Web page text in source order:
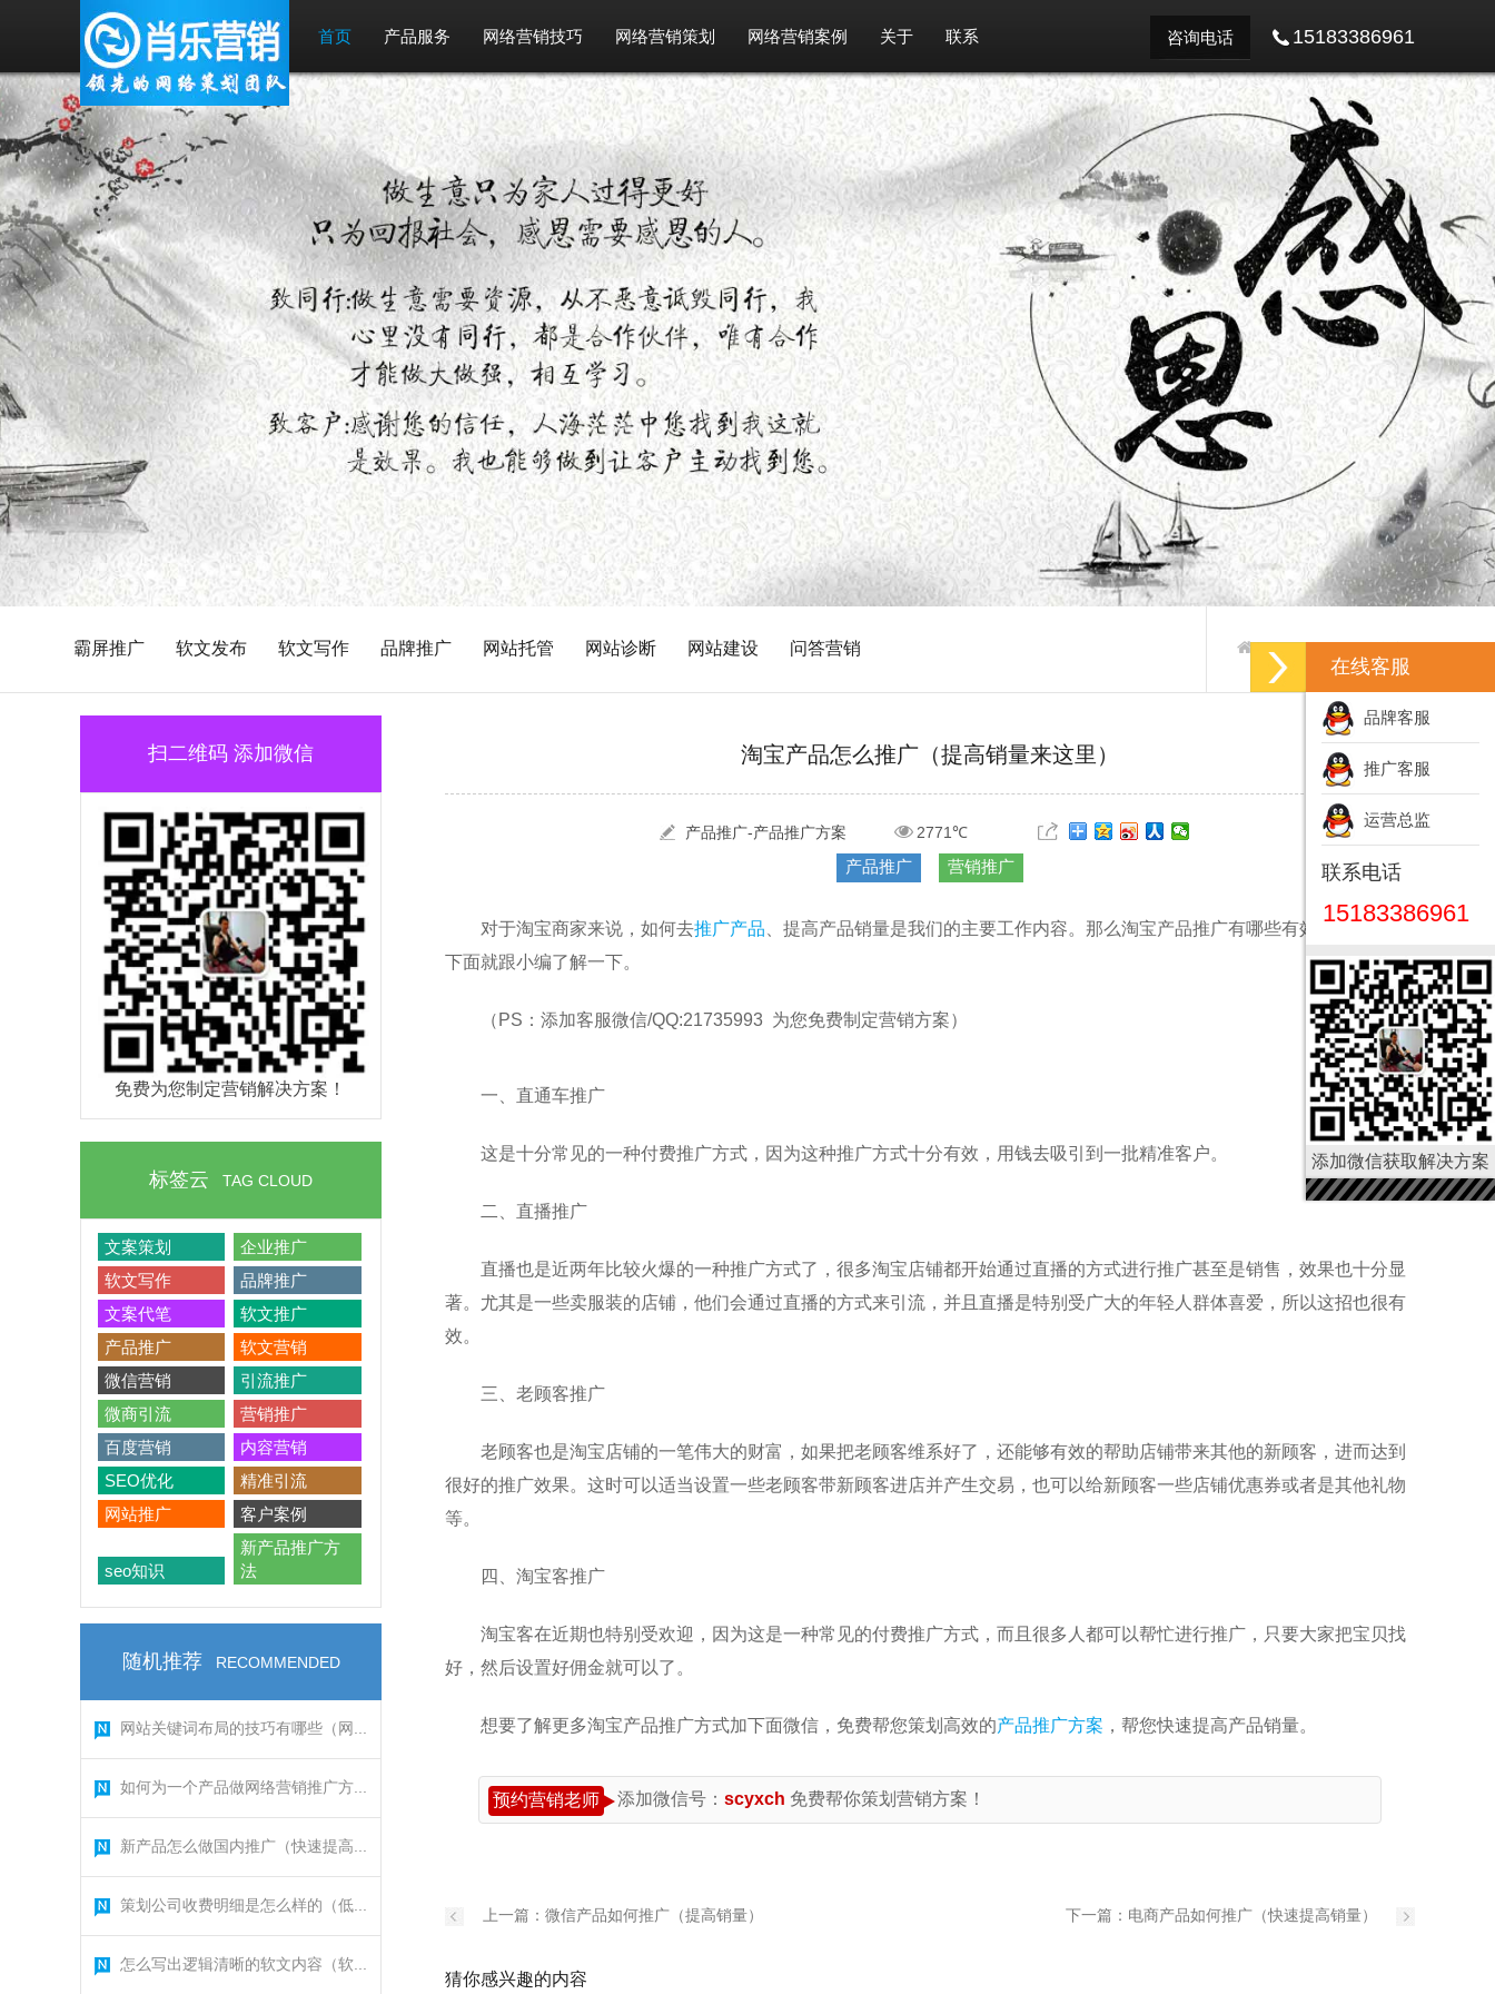
首页 产品服务 网络营销技巧 网络营销策划 网络营销案例 关于 联系 咨询电话 15183386961
霸屏推广 软文发布 软文写作 品牌推广 网站托管 网站诊断 网站建设 问答营销 产品推广-产品推广方案
扫二维码 添加微信
免费为您制定营销解决方案！
标签云 TAG CLOUD
文案策划
企业推广
软文写作
品牌推广
文案代笔
软文推广
产品推广
软文营销
微信营销
引流推广
微商引流
营销推广
百度营销
内容营销
SEO优化
精准引流
网站推广
客户案例
seo知识
新产品推广方
法
随机推荐 RECOMMENDED
网站关键词布局的技巧有哪些（网...
如何为一个产品做网络营销推广方...
新产品怎么做国内推广（快速提高...
策划公司收费明细是怎么样的（低...
怎么写出逻辑清晰的软文内容（软...
淘宝产品怎么推广（提高销量来这里）
产品推广-产品推广方案 2771℃
产品推广 营销推广
对于淘宝商家来说，如何去推广产品 、提高产品销量是我们的主要工作内容。那么淘宝产品推广有哪些有效的方法呢？
下面就跟小编了解一下。
（PS：添加客服微信/QQ:21735993 为您免费制定营销方案）
一、直通车推广
这是十分常见的一种付费推广方式，因为这种推广方式十分有效，用钱去吸引到一批精准客户。
二、直播推广
直播也是近两年比较火爆的一种推广方式了，很多淘宝店铺都开始通过直播的方式进行推广甚至是销售，效果也十分显
著。尤其是一些卖服装的店铺，他们会通过直播的方式来引流，并且直播是特别受广大的年轻人群体喜爱，所以这招也很有
效。
三、老顾客推广
老顾客也是淘宝店铺的一笔伟大的财富，如果把老顾客维系好了，还能够有效的帮助店铺带来其他的新顾客，进而达到
很好的推广效果。这时可以适当设置一些老顾客带新顾客进店并产生交易，也可以给新顾客一些店铺优惠券或者是其他礼物
等。
四、淘宝客推广
淘宝客在近期也特别受欢迎，因为这是一种常见的付费推广方式，而且很多人都可以帮忙进行推广，只要大家把宝贝找
好，然后设置好佣金就可以了。
想要了解更多淘宝产品推广方式加下面微信，免费帮您策划高效的产品推广方案 ，帮您快速提高产品销量。
预约营销老师 添加微信号： scyxch 免费帮你策划营销方案！
上一篇： 微信产品如何推广（提高销量） 下一篇： 电商产品如何推广（快速提高销量）
猜你感兴趣的内容
在线客服
品牌客服
推广客服
运营总监
联系电话
15183386961
添加微信获取解决方案